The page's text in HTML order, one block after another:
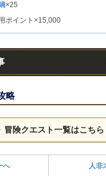
×25
ポイント×15,000
略
冒険クエスト一覧はこちら
へ 人非